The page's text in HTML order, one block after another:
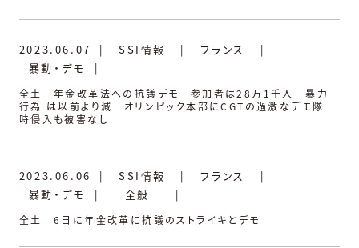
2023.06.07 | SSI情報 | フランス
|
暴動・デモ
|
全土 年金改革法への抗議デモ 参加者は28万1千人 暴力
行為 は以前より減 オリンピック本部にCGTの過激なデモ隊一
時侵入も被害なし
2023.06.06 | SSI情報 | フランス
|
暴動・デモ
| 全般 |
全土 6日に年金改革に抗議のストライキとデモ